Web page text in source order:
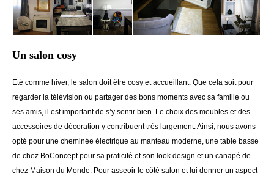
Un salon cosy
Eté comme hiver, le salon doit être cosy et accueillant. Que cela soit pour
regarder la télévision ou partager des bons moments avec sa famille ou
ses amis, il est important de s’y sentir bien. Le choix des meubles et des
accessoires de décoration y contribuent très largement. Ainsi, nous avons
opté pour une cheminée électrique au manteau moderne, une table basse
de chez BoConcept pour sa praticité et son look design et un canapé de
chez Maison du Monde. Pour asseoir le côté salon et lui donner un aspect